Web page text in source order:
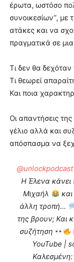
έρωτα, ωστόσο
συνοικεσίων”, με
ατάκες και να
πραγματικά σε
Τι δεν θα δεχόταν
Τι θεωρεί
Και ποια
Οι απαντήσεις
γέλιο αλλά και
απόσπασμα να
@unlockpodcast
Η Έλενα κάνει
Μιχαήλ
άλλη τροπή…
της βρουν; Και
συζήτηση
YouTube |